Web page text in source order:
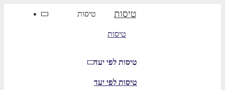
טיסות טיסות
טיסות
טיסות לפי יעד
טיסות לפי יעד